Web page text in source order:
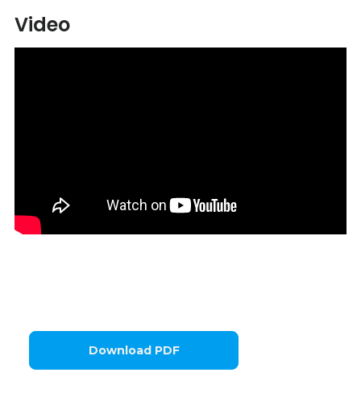
Video
Download PDF